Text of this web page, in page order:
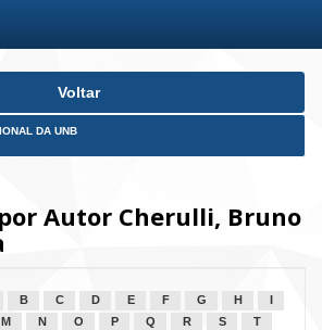
Voltar
DA UNB
Autor Cherulli, Bruno
B C D E F G H
M N O P Q R S
T